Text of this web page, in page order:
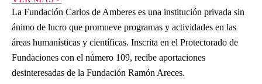
La Fundación Carlos de Amberes es una institución privada sin
ánimo de lucro que promueve programas y actividades en las
áreas humanísticas y científicas. Inscrita en el Protectorado de
Fundaciones con el número 109, recibe aportaciones
desinteresadas de la Fundación Ramón Areces.